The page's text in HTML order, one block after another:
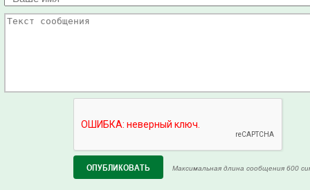
Максимальная длина сообщения 600